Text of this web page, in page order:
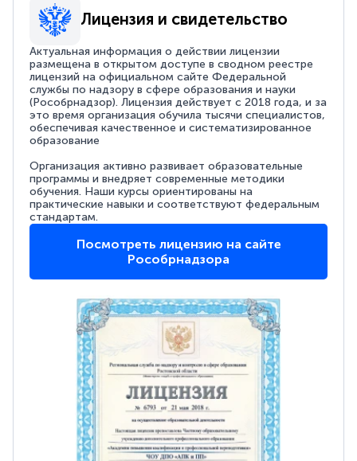
Лицензия и свидетельство
Актуальная информация о действии лицензии
размещена в открытом доступе в сводном реестре
лицензий на официальном сайте Федеральной
службы по надзору в сфере образования и науки
(Рособрнадзор). Лицензия действует с 2018 года, и за
это время организация обучила тысячи специалистов,
обеспечивая качественное и систематизированное
образование
Организация активно развивает образовательные
программы и внедряет современные методики
обучения. Наши курсы ориентированы на
практические навыки и соответствуют федеральным
стандартам.
Посмотреть лицензию на сайте
Рособрнадзора